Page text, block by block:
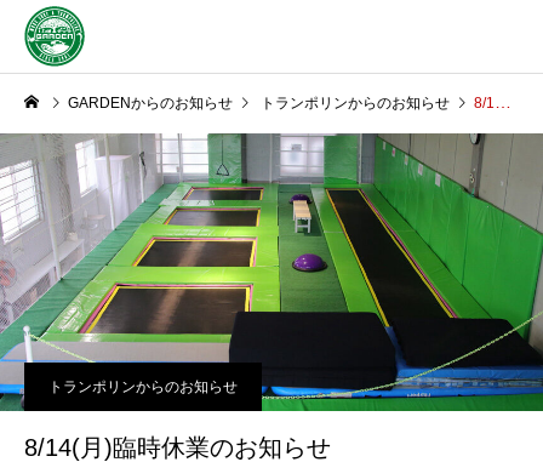
GARDENからのお知らせ トランポリンからのお知らせ 8/14(月)臨時休業のお知らせ
トランポリンからのお知らせ
8/14(月)臨時休業のお知らせ